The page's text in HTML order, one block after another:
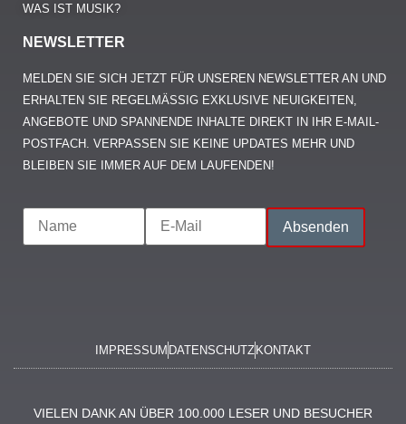
WAS IST MUSIK?
NEWSLETTER
MELDEN SIE SICH JETZT FÜR UNSEREN NEWSLETTER AN UND
ERHALTEN SIE REGELMÄSSIG EXKLUSIVE NEUIGKEITEN, A
NGEBOTE UND SPANNENDE INHALTE DIREKT IN IHR E-MAIL-P
OSTFACH. VERPASSEN SIE KEINE UPDATES MEHR UND B
LEIBEN SIE IMMER AUF DEM LAUFENDEN!
IMPRESSUM DATENSCHUTZ KONTAKT
VIELEN DANK AN ÜBER 100.000 LESER UND BESUCHER